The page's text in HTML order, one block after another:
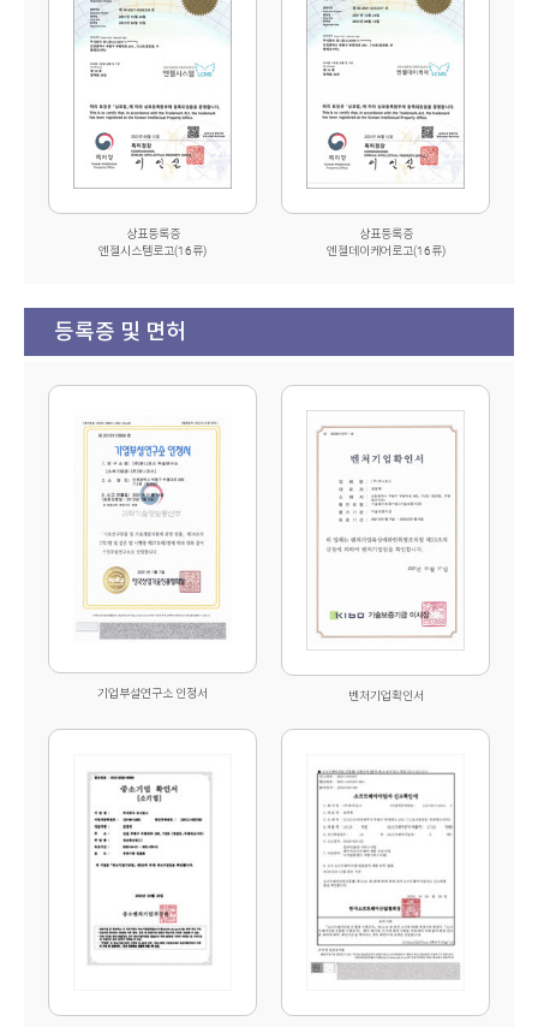
상표등록증
엔젤시스템로고(16류)
상표등록증
엔젤데이케어로고(16류)
등록증 및 면허
기업부설연구소 인정서 벤처기업확인서